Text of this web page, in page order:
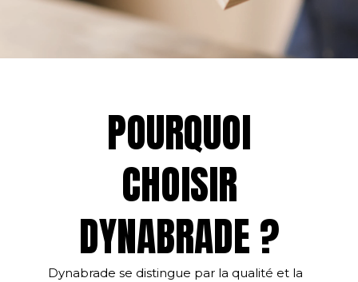
POURQUOI
CHOISIR
DYNABRADE ?
Dynabrade se distingue par la qualité et la